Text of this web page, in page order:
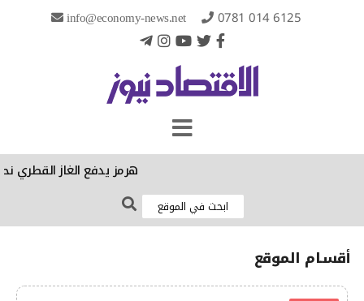
info@economy-news.net 0781 014 6125
هرمز يدفع الغاز القطري
أقسـام الموقع